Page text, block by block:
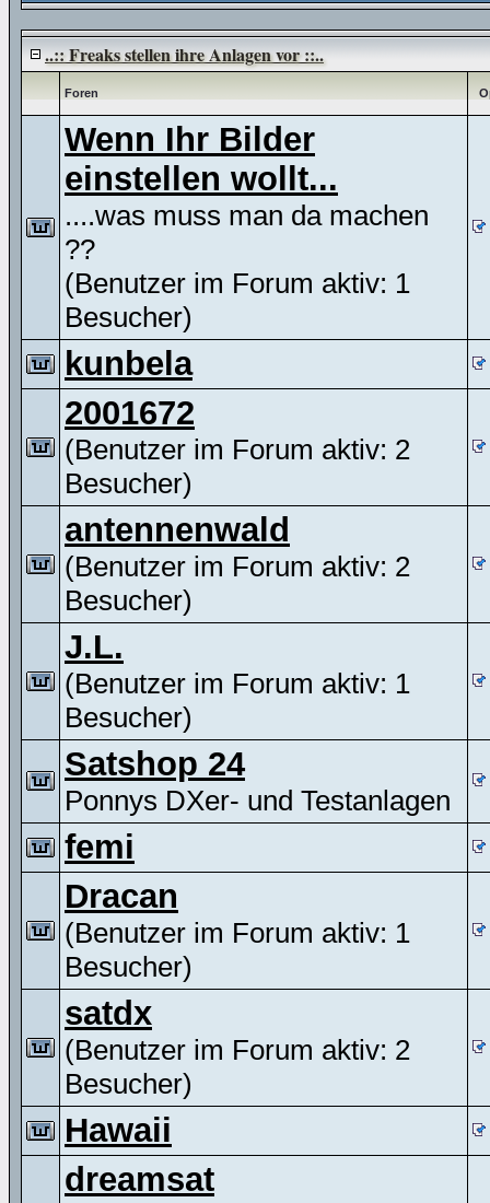
..:: Freaks stellen ihre Anlagen vor ::..
Foren
Wenn Ihr Bilder
einstellen wollt...
....was muss man da machen
??
(Benutzer im Forum aktiv: 1
Besucher)
kunbela
2001672
(Benutzer im Forum aktiv: 2
Besucher)
antennenwald
(Benutzer im Forum aktiv: 2
Besucher)
J.L.
(Benutzer im Forum aktiv: 1
Besucher)
Satshop 24
Ponnys DXer- und Testanlagen
femi
Dracan
(Benutzer im Forum aktiv: 1
Besucher)
satdx
(Benutzer im Forum aktiv: 2
Besucher)
Hawaii
dreamsat